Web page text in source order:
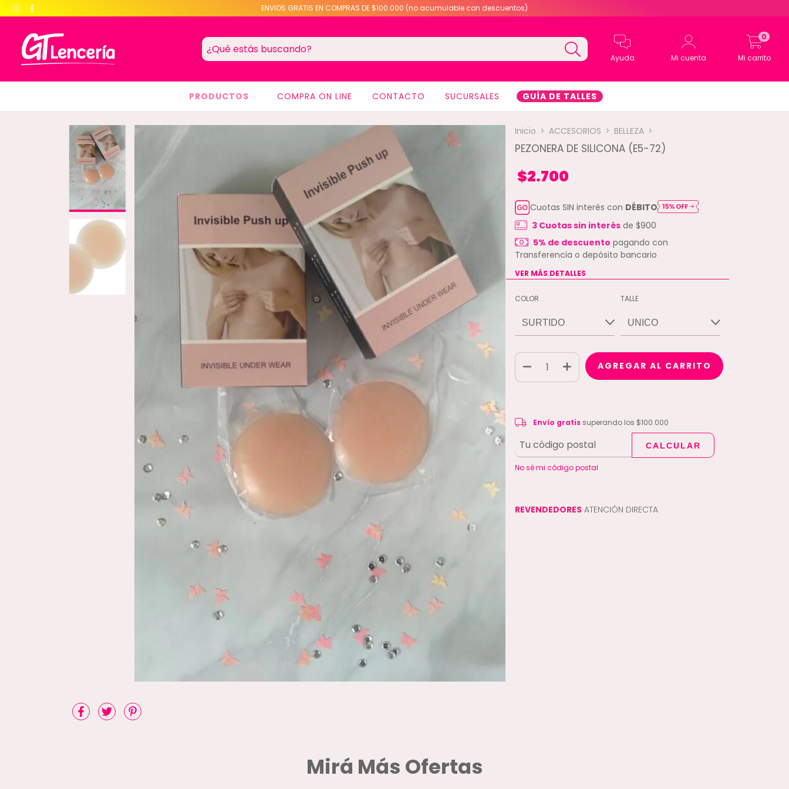
ENVIOS GRATIS EN COMPRAS DE $100.000 (no acumulable con descuentos)
Ayuda Mi cuenta Mi carrito
0
PRODUCTOS COMPRA ON LINE CONTACTO SUCURSALES GUÍA DE TALLES
Inicio > ACCESORIOS > BELLEZA >
PEZONERA DE SILICONA (E5-72)
$2.700
Cuotas SIN interés con DÉBITO
3Cuotas sin interésde $900
5% de descuento pagando con
Transferencia o depósito bancario
VER MÁS DETALLES
COLOR TALLE
Envío gratis $100.000
Entregas para el CP: CAMBIAR CP
Envío gratissuperando los $100.000
CALCULAR
No sé mi código postal
REVENDEDORES ATENCIÓN DIRECTA
Mirá Más Ofertas